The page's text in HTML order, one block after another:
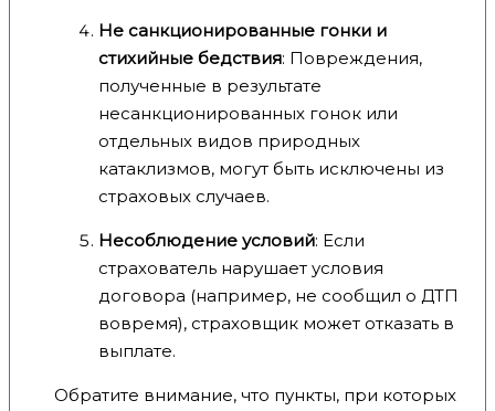
Не санкционированные гонки и
стихийные бедствия: Повреждения,
полученные в результате
несанкционированных гонок или
отдельных видов природных
катаклизмов, могут быть исключены из
страховых случаев.
Несоблюдение условий: Если
страхователь нарушает условия
договора (например, не сообщил о ДТП
вовремя), страховщик может отказать в
выплате.
Обратите внимание, что пункты, при которых